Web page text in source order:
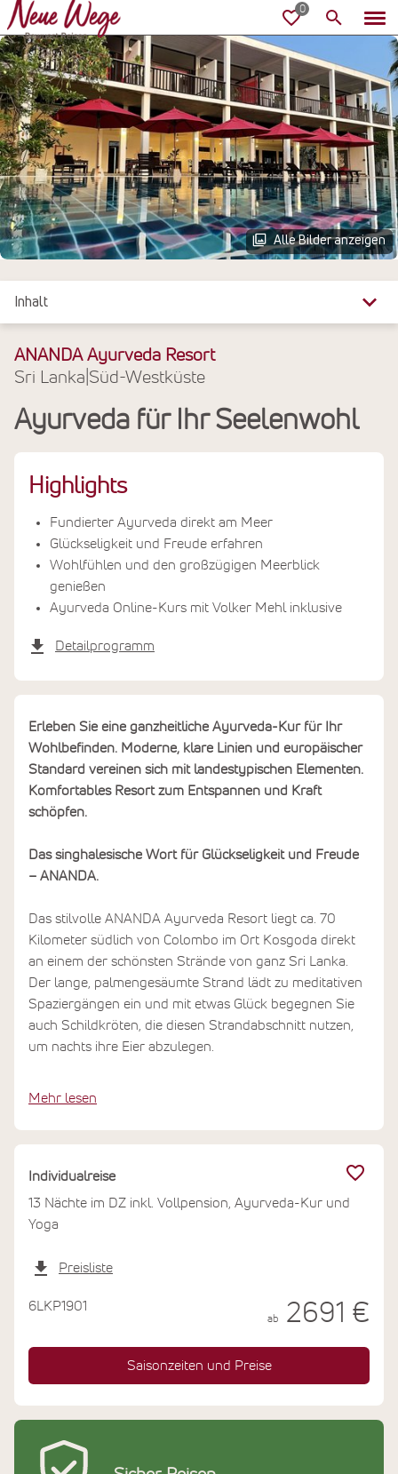
Alle Bilder anzeigen
Inhalt
Überblick
Reiseinfos
Leistungen
Termine & Preise
ANANDA Ayurveda Resort
Sri Lanka Süd-Westküste
Ayurveda für Ihr Seelenwohl
Highlights
Fundierter Ayurveda direkt am Meer
Glückseligkeit und Freude erfahren
Wohlfühlen und den großzügigen Meerblick
genießen
Ayurveda Online-Kurs mit Volker Mehl inklusive
Detailprogramm
Erleben Sie eine ganzheitliche Ayurveda-Kur für Ihr
Wohlbefinden. Moderne, klare Linien und europäischer
Standard vereinen sich mit landestypischen Elementen.
Komfortables Resort zum Entspannen und Kraft
schöpfen.
Das singhalesische Wort für Glückseligkeit und Freude
– ANANDA.
Das stilvolle ANANDA Ayurveda Resort liegt ca. 70
Kilometer südlich von Colombo im Ort Kosgoda direkt
an einem der schönsten Strände von ganz Sri Lanka.
Der lange, palmengesäumte Strand lädt zu meditativen
Spaziergängen ein und mit etwas Glück begegnen Sie
auch Schildkröten, die diesen Strandabschnitt nutzen,
um nachts ihre Eier abzulegen.
Mehr lesen
Individualreise
13 Nächte im DZ inkl. Vollpension, Ayurveda-Kur und
Yoga
Preisliste
6LKP1901
ab 2691 €
Saisonzeiten und Preise